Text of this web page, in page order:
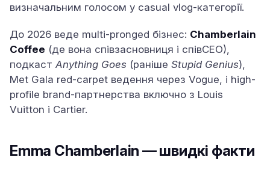
визначальним голосом у casual vlog-категорії.
До 2026 веде multi-pronged бізнес: Chamberlain
Coffee (де вона співзасновниця і співCEO),
подкастAnything Goes (раніше Stupid Genius),
Met Gala red-carpet ведення через Vogue, і high-
profile brand-партнерства включно з Louis
Vuitton і Cartier.
Emma Chamberlain — швидкі факти